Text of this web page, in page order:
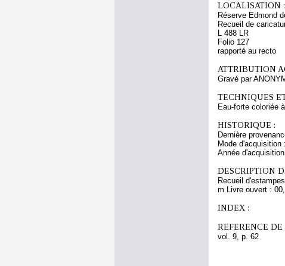
LOCALISATION :
Réserve Edmond
Recueil de
L 488 LR
Folio 127
rapporté au recto
ATTRIBUTION
Gravé par
TECHNIQUES
Eau-forte coloriée
HISTORIQUE :
Dernière
Mode d'acquisition
Année
DESCRIPTION
Recueil
m Livre ouvert :
INDEX :
REFERENCE
vol. 9, p. 62